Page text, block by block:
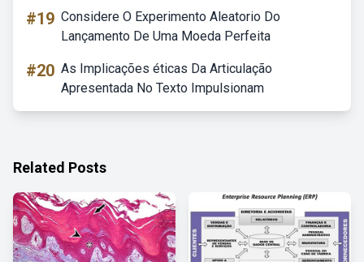
#19 Considere O Experimento Aleatorio Do
Lançamento De Uma Moeda Perfeita
#20 As Implicações éticas Da Articulação
Apresentada No Texto Impulsionam
Related Posts